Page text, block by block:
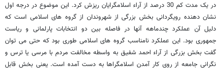
در یک مدت کم 30 درصد از آراء اسلامگرایان ریزش کرد. این موضوع در درجه اول
نشان دهنده رویگردانی بخش بزرگی از شهروندان از گروه های اسلامی است که
دلیل آن عملکرد چندماهه آنها در فاصله بین دو انتخابات پارلمانی و ریاست
جمهوری بود. این عملکرد نامناسب گروه های اسلامی طوری بود که حتی می توان
گفت بخش بزرگی از آراء احمد شفیق به واسطه مخالفت مردم با مرسی یا ترس و
نگرانی جامعه از روی کار آمدن اسلامگراها به دست آمده است. یعنی بخش قابل